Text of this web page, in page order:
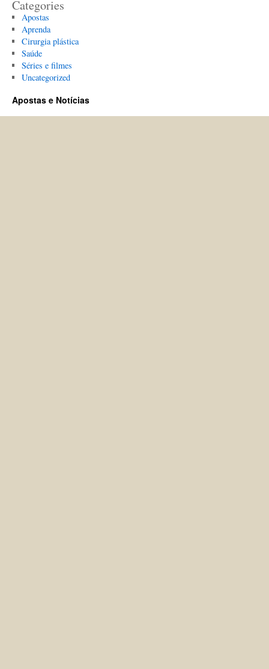
Categories
Apostas
Aprenda
Cirurgia plástica
Saúde
Séries e filmes
Uncategorized
Apostas e Notícias